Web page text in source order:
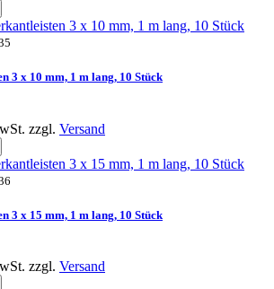
3 x 10 mm, 1 m lang, 10 Stück
zzgl. Versand
3 x 15 mm, 1 m lang, 10 Stück
zzgl. Versand